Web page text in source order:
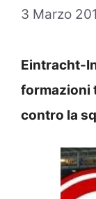
3 Marzo
Eintracht-
formazioni
contro la